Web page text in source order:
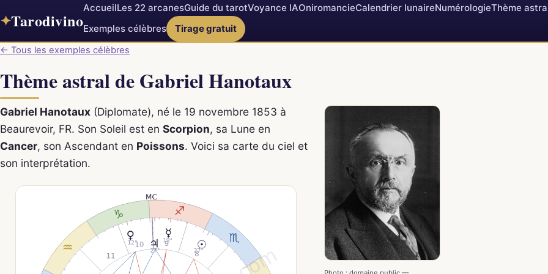
✦Tarodivino
AccueilLes 22 arcanesGuide du tarotVoyance IAOniromancieCalendrier lunaireNumérologieThème
Exemples célèbres
Tirage gratuit
← Tous les exemples célèbres
Thème astral de Gabriel Hanotaux
Gabriel Hanotaux (Diplomate), né le 19 novembre 1853 à
Beaurevoir, FR. Son Soleil est en Scorpion, sa Lune en
Cancer, son Ascendant en Poissons. Voici sa carte du ciel et
son interprétation.